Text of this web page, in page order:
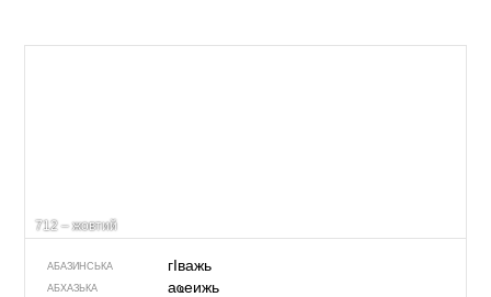
712 – жовтий
АБАЗИНСЬКА гIважь
АБХАЗЬКА аҩеижь